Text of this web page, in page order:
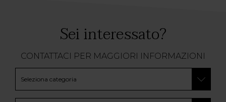
Sei interessato?
CONTATTACI PER MAGGIORI INFORMAZIONI